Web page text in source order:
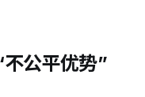
公平优势”